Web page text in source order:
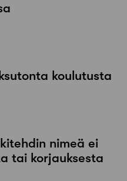
koulutusta
nimeä ei
tai korjauksesta